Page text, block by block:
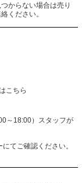
からない場合は売り
ください。
こちら
～18:00）スタッフが
てご確認ください。